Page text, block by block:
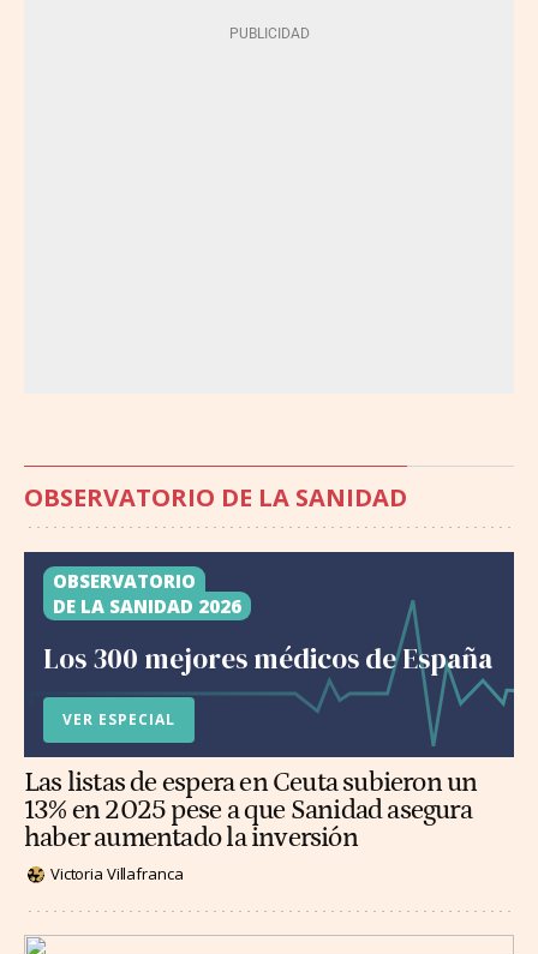
OBSERVATORIO DE LA SANIDAD
OBSERVATORIO
DE LA SANIDAD 2026
Los 300 mejores médicos de España
VER ESPECIAL
Las listas de espera en Ceuta subieron un
13% en 2025 pese a que Sanidad asegura
haber aumentado la inversión
Victoria Villafranca